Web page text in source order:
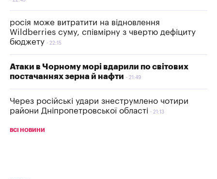
росія може витратити на відновлення
Wildberries суму, співмірну з чвертю дефіциту
бюджету
22:15
Атаки в Чорному морі вдарили по світових
постачаннях зерна й нафти
21:49
Через російські удари знеструмлено чотири
райони Дніпропетровської області
21:13
ВСІ НОВИНИ